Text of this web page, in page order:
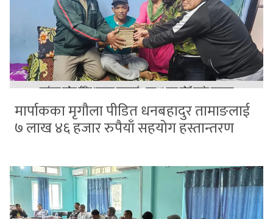
मार्पाकका मृगौला पीडित धनबहादुर तामाङलाई
७ लाख ४६ हजार रुपैयाँ सहयोग हस्तान्तरण